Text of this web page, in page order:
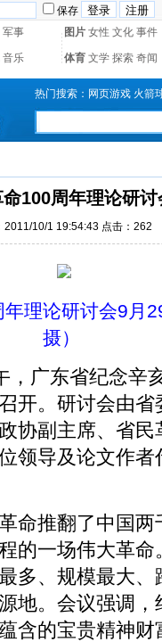
保存
军事 图片 女性 文化 事件
音乐 体育 文学 探索 奇闻
热门搜索： 网页游戏 火箭
100周年理论研
2011/10/1 19:54:43 点击： 262
理论研讨会9月
摄）
广东省纪念辛
开。研讨会由
协副主席、省
领导及论文作
推翻了中国两
的一场伟大革
多、规模最大
地。会议强调
含的宝贵精神